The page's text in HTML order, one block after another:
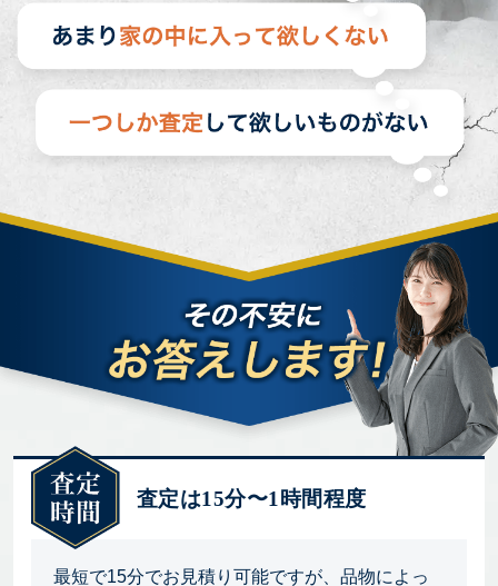
査定は15分〜1時間程度
最短で15分でお見積り可能ですが、品物によっ